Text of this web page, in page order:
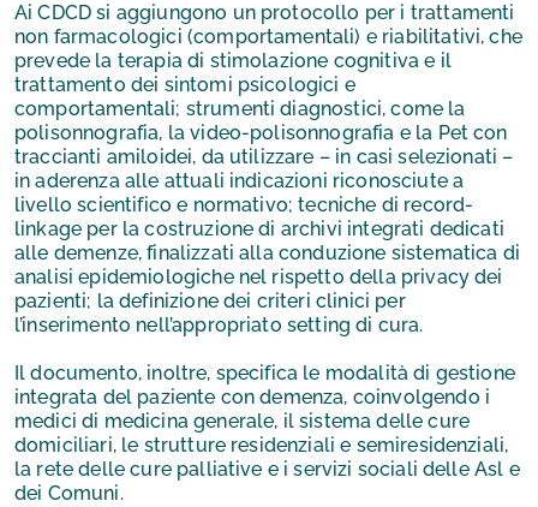
Ai CDCD si aggiungono un protocollo per i trattamenti
non farmacologici (comportamentali) e riabilitativi, che
prevede la terapia di stimolazione cognitiva e il
trattamento dei sintomi psicologici e
comportamentali; strumenti diagnostici, come la
polisonnografia, la video-polisonnografia e la Pet con
traccianti amiloidei, da utilizzare – in casi selezionati –
in aderenza alle attuali indicazioni riconosciute a
livello scientifico e normativo; tecniche di record-
linkage per la costruzione di archivi integrati dedicati
alle demenze, finalizzati alla conduzione sistematica di
analisi epidemiologiche nel rispetto della privacy dei
pazienti; la definizione dei criteri clinici per
l’inserimento nell’appropriato setting di cura.
Il documento, inoltre, specifica le modalità di gestione
integrata del paziente con demenza, coinvolgendo i
medici di medicina generale, il sistema delle cure
domiciliari, le strutture residenziali e semiresidenziali,
la rete delle cure palliative e i servizi sociali delle Asl e
dei Comuni.